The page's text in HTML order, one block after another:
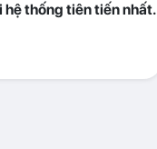
hệ thống tiên tiến nhất.